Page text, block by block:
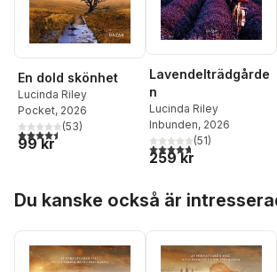
En dold skönhet
Lucinda Riley
Pocket, 2026
4,5utav 5 stjärnor. Totalt antal röster:
(53)
99 kr
Lavendelträdgårde
n
Lucinda Riley
Inbunden, 2026
4,7utav 5 stjärnor.
(51)
259 kr
Du kanske också är